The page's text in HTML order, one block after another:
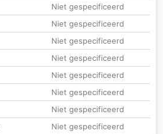
Niet gespecificeerd
Niet gespecificeerd
Niet gespecificeerd
Niet gespecificeerd
Niet gespecificeerd
Niet gespecificeerd
Niet gespecificeerd
Niet gespecificeerd